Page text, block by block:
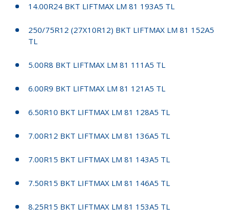
14.00R24 BKT LIFTMAX LM 81 193A5 TL
250/75R12 (27X10R12) BKT LIFTMAX LM 81 152A5
TL
5.00R8 BKT LIFTMAX LM 81 111A5 TL
6.00R9 BKT LIFTMAX LM 81 121A5 TL
6.50R10 BKT LIFTMAX LM 81 128A5 TL
7.00R12 BKT LIFTMAX LM 81 136A5 TL
7.00R15 BKT LIFTMAX LM 81 143A5 TL
7.50R15 BKT LIFTMAX LM 81 146A5 TL
8.25R15 BKT LIFTMAX LM 81 153A5 TL